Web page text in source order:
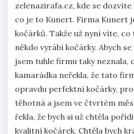
zelenazirafa.cz, kde se
co je to Kunert. Firma Kunert
kočárků. Takže už nyní víte, co
někdo vyrábí kočárky. Abych
jsem tuhle firmu taky neznala,
kamarádka neřekla, že tato
opravdu perfektní kočárky,
těhotná a jsem ve čtvrtém
řekla, že bych si už chtěla
kvalitní kočárek. Chtěla bych